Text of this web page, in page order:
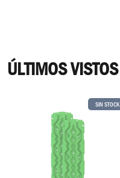
ÚLTIMOS VISTOS
SIN STOCK